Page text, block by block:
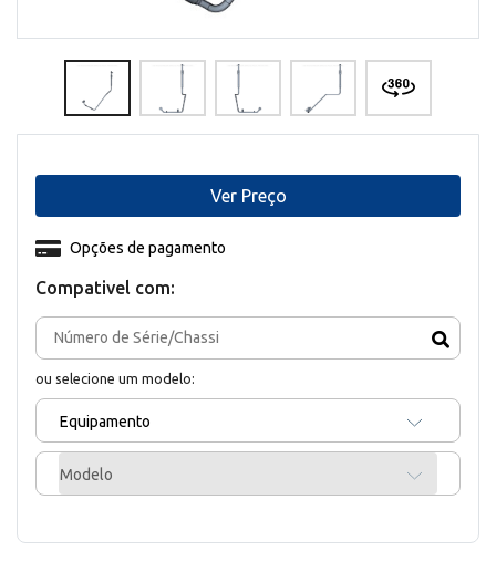
Compativel com:
ou selecione um modelo:
Equipamento
Modelo
Opções de pagamento
Ver Preço